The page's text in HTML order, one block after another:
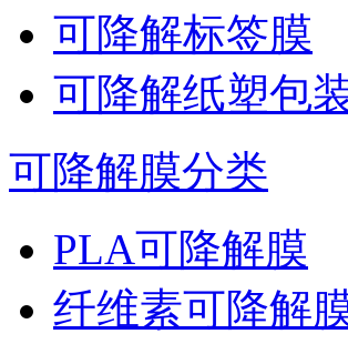
可降解标签膜
可降解纸塑包
可降解膜分类
PLA可降解膜
纤维素可降解